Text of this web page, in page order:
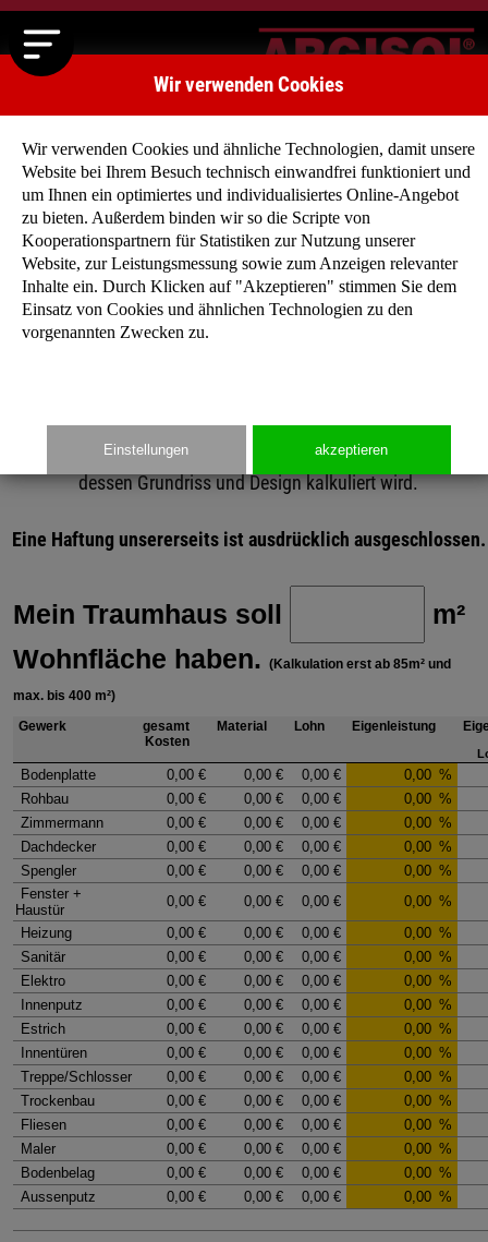
Baukostenrechner
Das ARGISOL-Team hat für Sie als angehende Bauherren einen
Baukostenrechner entwickelt, der Ihnen eine grobe Übersicht
Baukostenrechner nicht die Baukostenaufstellung eines
Architekten ersetzen kann, da jedes Haus individuell nach
dessen Grundriss und Design kalkuliert wird.
Eine Haftung unsererseits ist ausdrücklich ausgeschlossen.
Wir verwenden Cookies
Wir verwenden Cookies und ähnliche Technologien, damit unsere
Website bei Ihrem Besuch technisch einwandfrei funktioniert und
um Ihnen ein optimiertes und individualisiertes Online-Angebot
zu bieten. Außerdem binden wir so die Scripte von
Kooperationspartnern für Statistiken zur Nutzung unserer
Website, zur Leistungsmessung sowie zum Anzeigen relevanter
Inhalte ein. Durch Klicken auf "Akzeptieren" stimmen Sie dem
Einsatz von Cookies und ähnlichen Technologien zu den
vorgenannten Zwecken zu.
Einstellungen akzeptieren